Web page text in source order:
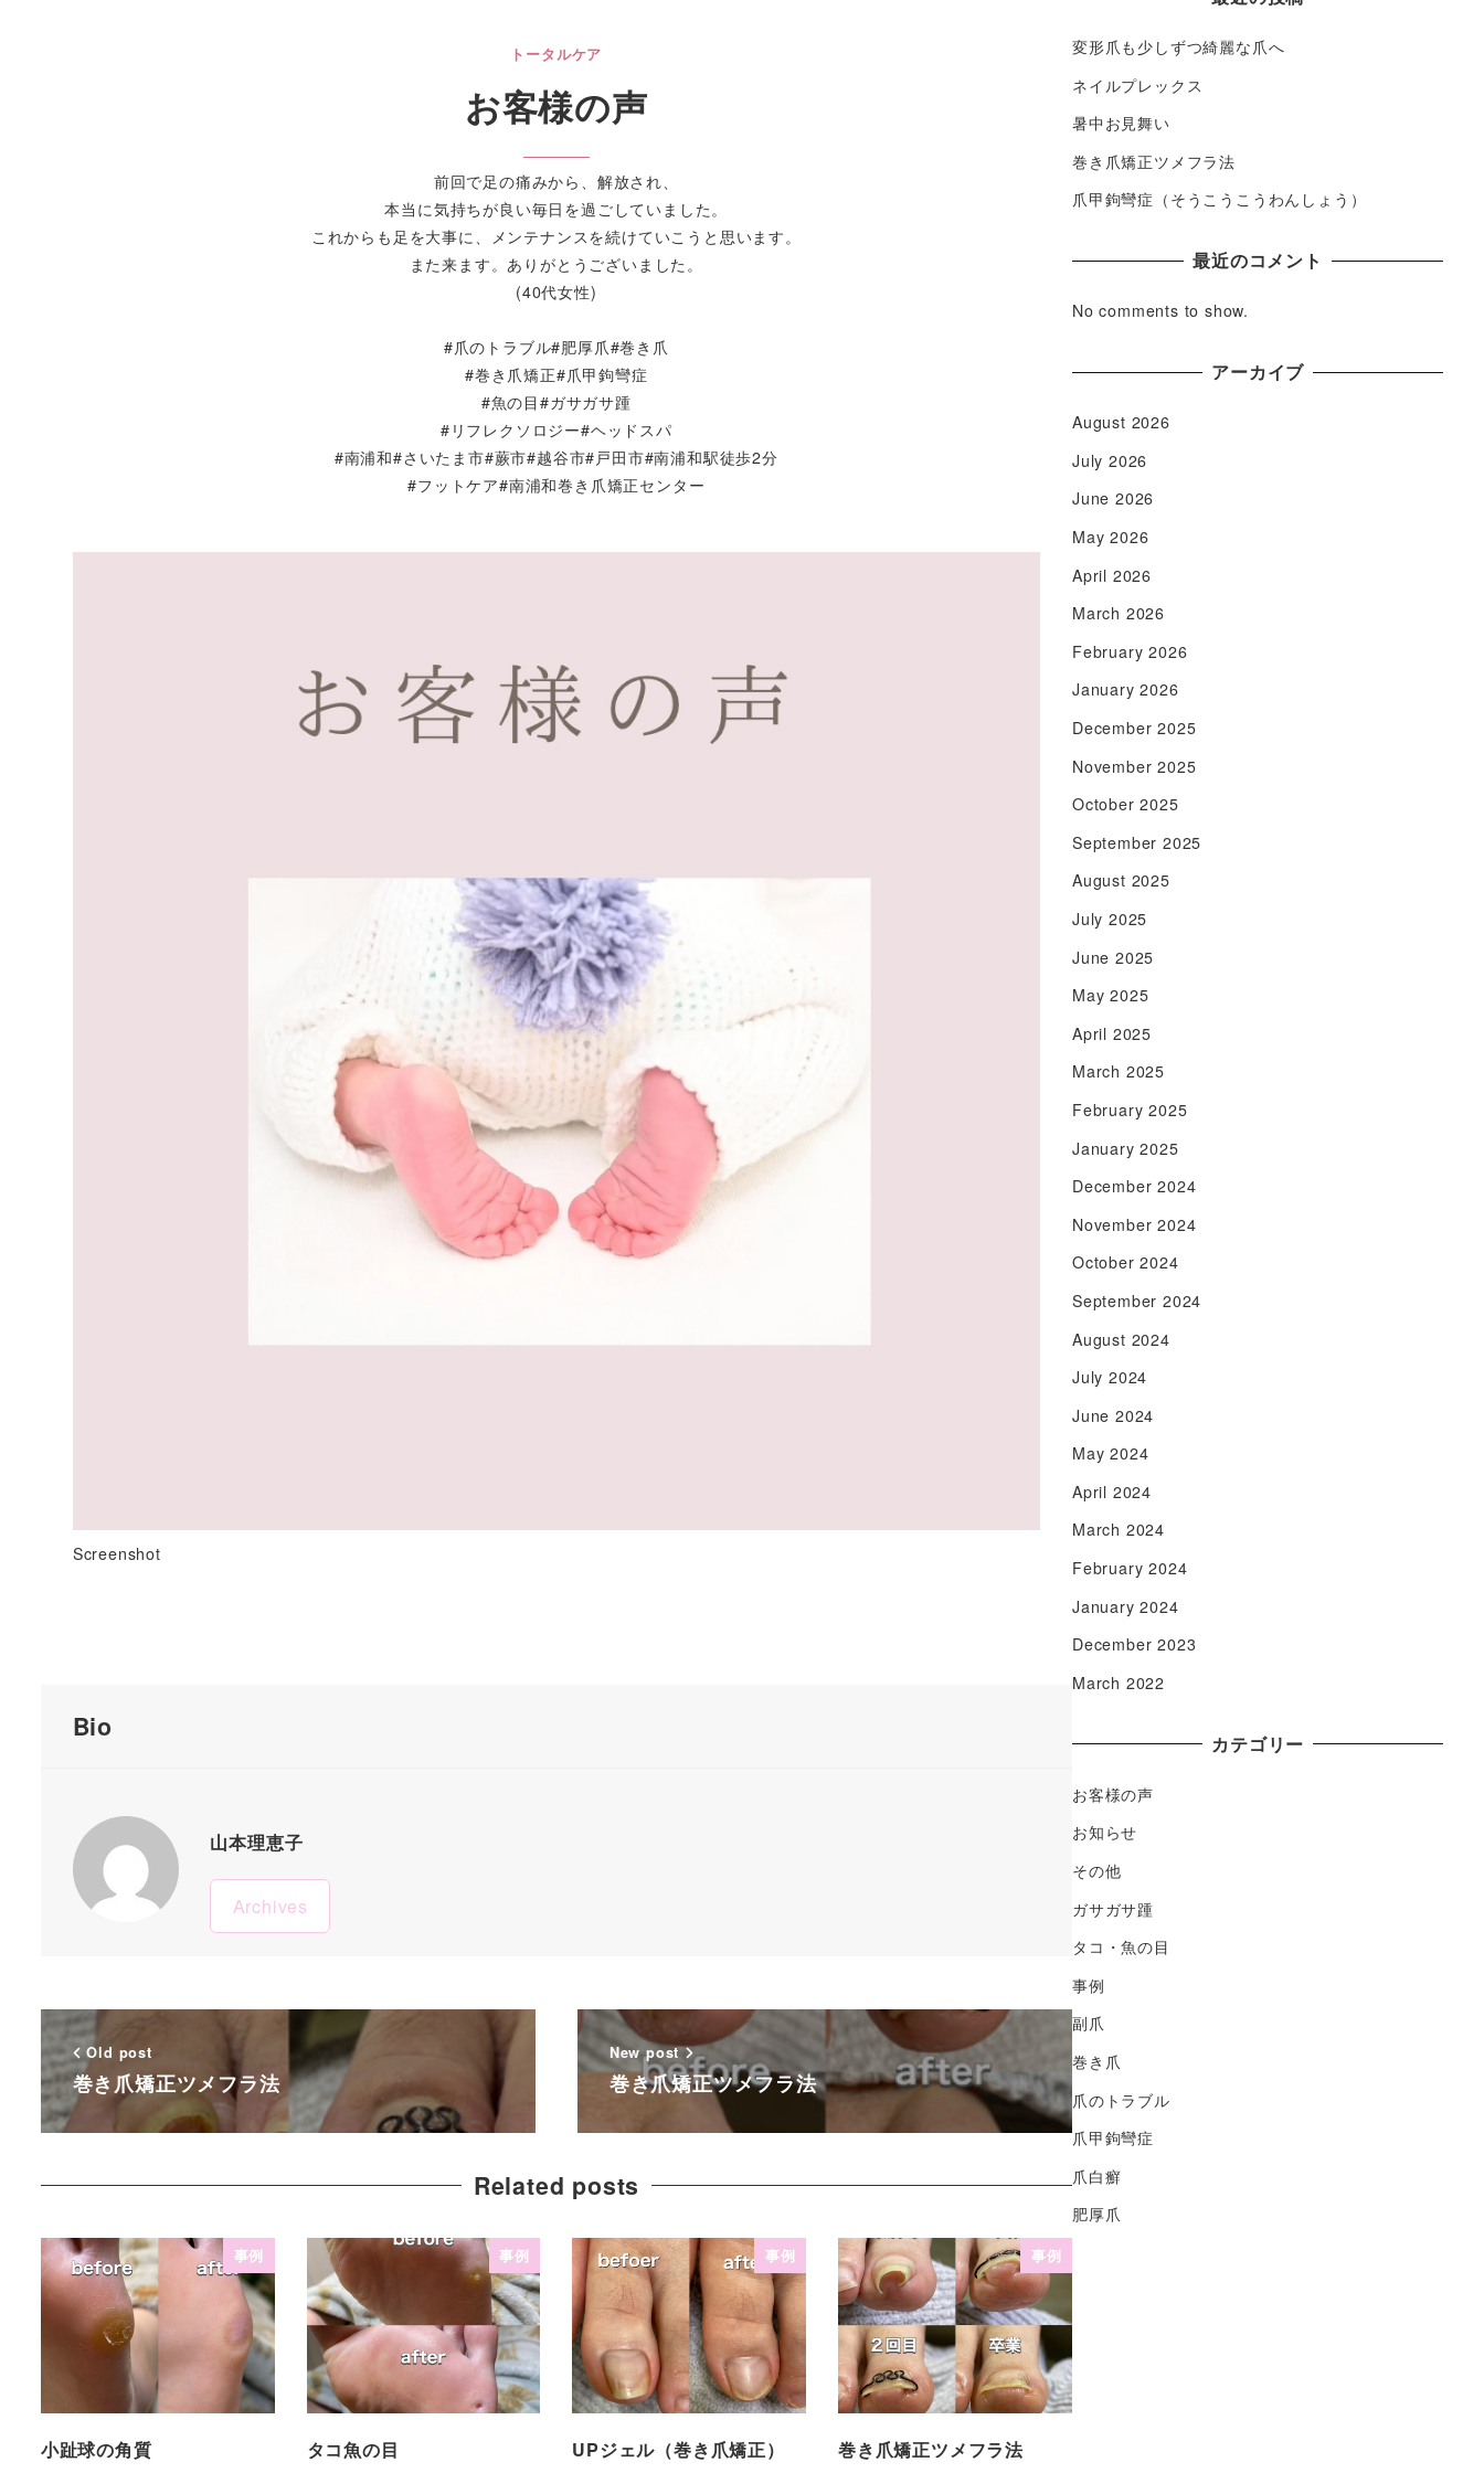
トータルケア
お客様の声
前回で足の痛みから、解放され、
本当に気持ちが良い毎日を過ごしていました。
これからも足を大事に、メンテナンスを続けていこうと思います。
また来ます。ありがとうございました。
(40代女性)
#爪のトラブル#肥厚爪#巻き爪
#巻き爪矯正#爪甲鉤彎症
#魚の目#ガサガサ踵
#リフレクソロジー#ヘッドスパ
#南浦和#さいたま市#蕨市#越谷市#戸田市#南浦和駅徒歩2分
#フットケア#南浦和巻き爪矯正センター
Screenshot
Bio
山本理恵子
Archives
Old post
巻き爪矯正ツメフラ法
New post
巻き爪矯正ツメフラ法
Related posts
事例
小趾球の角質
事例
タコ魚の目
事例
UPジェル（巻き爪矯正）
事例
巻き爪矯正ツメフラ法
変形爪も少しずつ綺麗な爪へ
ネイルプレックス
暑中お見舞い
巻き爪矯正ツメフラ法
爪甲鉤彎症（そうこうこうわんしょう）
最近のコメント
No comments to show.
アーカイブ
August 2026
July 2026
June 2026
May 2026
April 2026
March 2026
February 2026
January 2026
December 2025
November 2025
October 2025
September 2025
August 2025
July 2025
June 2025
May 2025
April 2025
March 2025
February 2025
January 2025
December 2024
November 2024
October 2024
September 2024
August 2024
July 2024
June 2024
May 2024
April 2024
March 2024
February 2024
January 2024
December 2023
March 2022
カテゴリー
お客様の声
お知らせ
その他
ガサガサ踵
タコ・魚の目
事例
副爪
巻き爪
爪のトラブル
爪甲鉤彎症
爪白癬
肥厚爪